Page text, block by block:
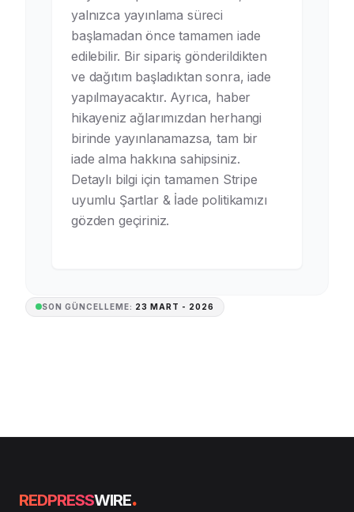
yalnızca yayınlama süreci
başlamadan önce tamamen iade
edilebilir. Bir sipariş gönderildikten
ve dağıtım başladıktan sonra, iade
yapılmayacaktır. Ayrıca, haber
hikayeniz ağlarımızdan herhangi
birinde yayınlanamazsa, tam bir
iade alma hakkına sahipsiniz.
Detaylı bilgi için tamamen Stripe
uyumlu Şartlar & İade politikamızı
gözden geçiriniz.
SON GÜNCELLEME: 23 MART - 2026
REDPRESSWIRE.